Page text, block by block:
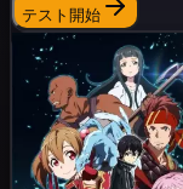
テスト開始